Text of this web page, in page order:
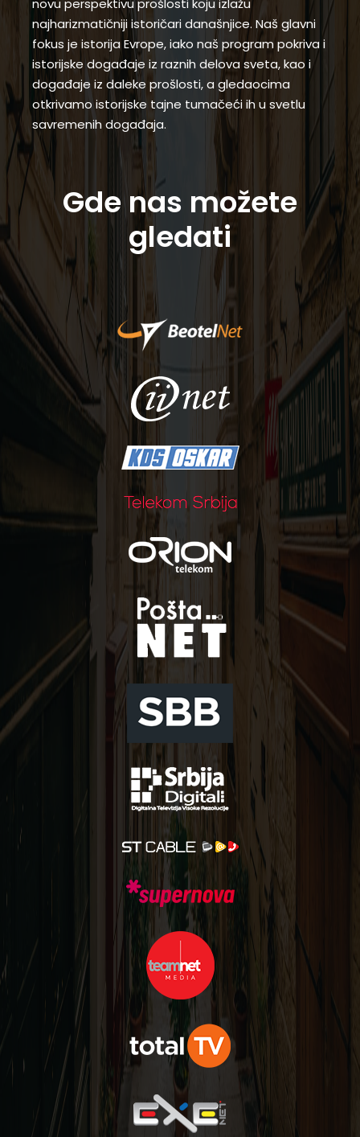
novu perspektivu prošlosti koju izlažu
najharizmatičniji istoričari današnjice. Naš glavni
fokus je istorija Evrope, iako naš program pokriva i
istorijske događaje iz raznih delova sveta, kao i
događaje iz daleke prošlosti, a gledaocima
otkrivamo istorijske tajne tumačeći ih u svetlu
savremenih događaja.
Gde nas možete
gledati